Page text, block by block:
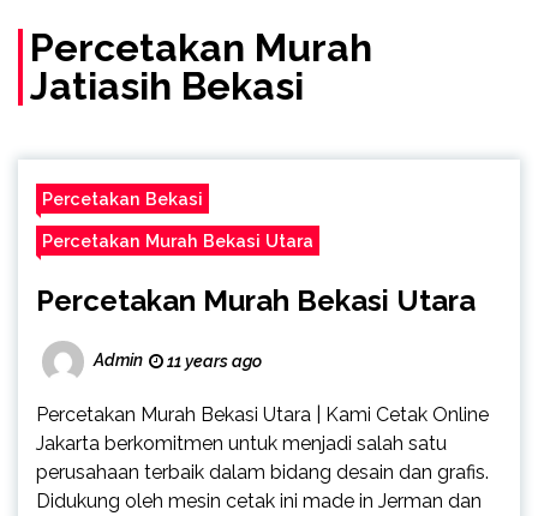
Percetakan Murah
Jatiasih Bekasi
Percetakan Bekasi
Percetakan Murah Bekasi Utara
Percetakan Murah Bekasi Utara
Admin 11 years ago
Percetakan Murah Bekasi Utara | Kami Cetak Online
Jakarta berkomitmen untuk menjadi salah satu
perusahaan terbaik dalam bidang desain dan grafis.
Didukung oleh mesin cetak ini made in Jerman dan